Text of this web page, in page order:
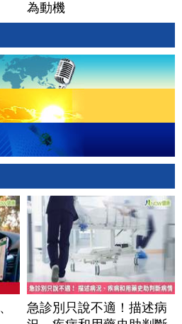
為動機
急診別只說不適！描述病